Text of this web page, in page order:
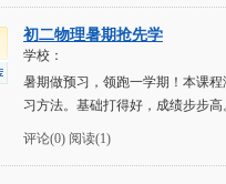
初二物理暑期抢先学
学校：
暑期做预习，领跑一学期！本课
习方法。基础打得好，成绩步步
评论(0) 阅读(1)